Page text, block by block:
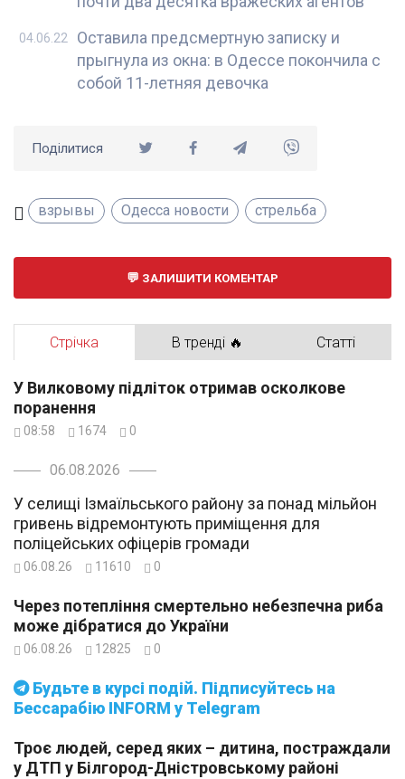
Оставила предсмертную записку и
прыгнула из окна: в Одессе покончила с
собой 11-летняя девочка
04.06.22
Поділитися
взрывы Одесса новости стрельба
ЗАЛИШИТИ КОМЕНТАР
Стрічка В тренді 🔥 Статті
Будьте в курсі подій. Підписуйтесь на
Бессарабію INFORM у Telegram
У Вилковому підліток отримав осколкове
поранення
08:58 1674 0
06.08.2026
У селищі Ізмаїльського району за понад мільйон
гривень відремонтують приміщення для
поліцейських офіцерів громади
06.08.26 11610 0
Через потепління смертельно небезпечна риба
може дібратися до України
06.08.26 12825 0
Троє людей, серед яких – дитина, постраждали
у ДТП у Білгород-Дністровському районі